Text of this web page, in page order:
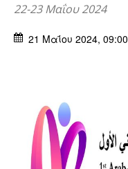
22-23 Μαΐου 2024
21 Μαΐου 2024, 09:00